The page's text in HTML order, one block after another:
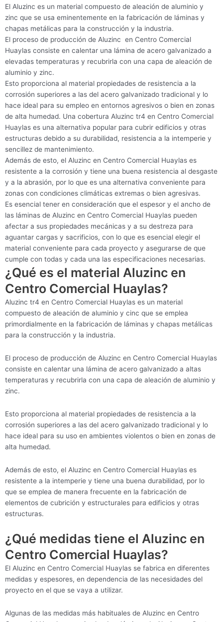
El Aluzinc es un material compuesto de aleación de aluminio y
zinc que se usa eminentemente en la fabricación de láminas y
chapas metálicas para la construcción y la industria.
El proceso de producción de Aluzinc en Centro Comercial
Huaylas consiste en calentar una lámina de acero galvanizado a
elevadas temperaturas y recubrirla con una capa de aleación de
aluminio y zinc.
Esto proporciona al material propiedades de resistencia a la
corrosión superiores a las del acero galvanizado tradicional y lo
hace ideal para su empleo en entornos agresivos o bien en zonas
de alta humedad. Una cobertura Aluzinc tr4 en Centro Comercial
Huaylas es una alternativa popular para cubrir edificios y otras
estructuras debido a su durabilidad, resistencia a la intemperie y
sencillez de mantenimiento.
Además de esto, el Aluzinc en Centro Comercial Huaylas es
resistente a la corrosión y tiene una buena resistencia al desgaste
y a la abrasión, por lo que es una alternativa conveniente para
zonas con condiciones climáticas extremas o bien agresivas.
Es esencial tener en consideración que el espesor y el ancho de
las láminas de Aluzinc en Centro Comercial Huaylas pueden
afectar a sus propiedades mecánicas y a su destreza para
aguantar cargas y sacrificios, con lo que es esencial elegir el
material conveniente para cada proyecto y asegurarse de que
cumple con todas y cada una las especificaciones necesarias.
¿Qué es el material Aluzinc en
Centro Comercial Huaylas?
Aluzinc tr4 en Centro Comercial Huaylas es un material
compuesto de aleación de aluminio y cinc que se emplea
primordialmente en la fabricación de láminas y chapas metálicas
para la construcción y la industria.
El proceso de producción de Aluzinc en Centro Comercial Huaylas
consiste en calentar una lámina de acero galvanizado a altas
temperaturas y recubrirla con una capa de aleación de aluminio y
zinc.
Esto proporciona al material propiedades de resistencia a la
corrosión superiores a las del acero galvanizado tradicional y lo
hace ideal para su uso en ambientes violentos o bien en zonas de
alta humedad.
Además de esto, el Aluzinc en Centro Comercial Huaylas es
resistente a la intemperie y tiene una buena durabilidad, por lo
que se emplea de manera frecuente en la fabricación de
elementos de cubrición y estructurales para edificios y otras
estructuras.
¿Qué medidas tiene el Aluzinc en
Centro Comercial Huaylas?
El Aluzinc en Centro Comercial Huaylas se fabrica en diferentes
medidas y espesores, en dependencia de las necesidades del
proyecto en el que se vaya a utilizar.
Algunas de las medidas más habituales de Aluzinc en Centro